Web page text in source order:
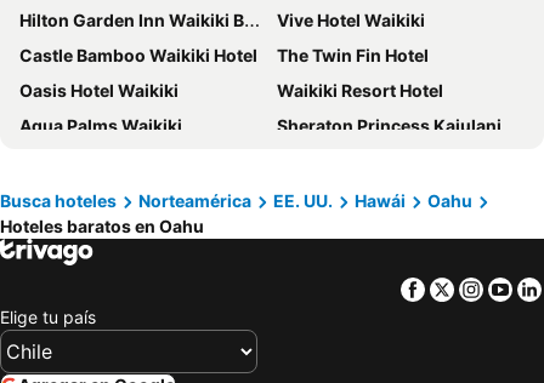
Hilton Garden Inn Waikiki Beach
Vive Hotel Waikiki
Castle Bamboo Waikiki Hotel
The Twin Fin Hotel
Oasis Hotel Waikiki
Waikiki Resort Hotel
Aqua Palms Waikiki
Sheraton Princess Kaiulani Waikiki Beach
Hyatt Place Waikiki Beach
Waikiki Heritage Hotel
LSI Resorts at Ala Moana
Ewa Hotel Waikiki
Castle at Waikīkī Grand
OUTRIGGER Reef Waikiki Beach Resort
Waikiki Malia
Busca hoteles Norteamérica EE. UU. Hawái
Oahu
Hoteles baratos en Oahu
Facebook
Twitter
Elige tu país